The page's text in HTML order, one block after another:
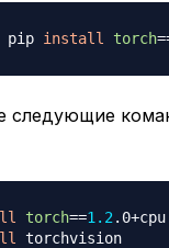
install torch
следующие
torch==1.2 .0+cpu
torchvision